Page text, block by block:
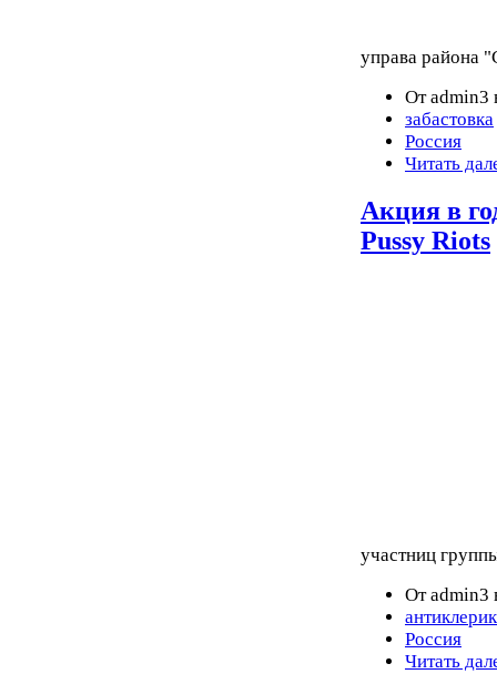
управа района
От admin3
забастовка
Россия
Читать
Акция в
Pussy Riots
участниц
От admin3
Россия
Читать